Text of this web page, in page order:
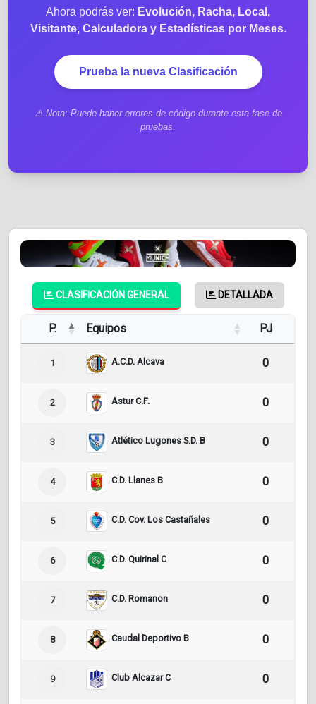
Ahora podrás ver: Evolución, Racha, Local,
Visitante, Calculadora y Estadísticas por Meses.
Prueba la nueva Clasificación
⚠️ Nota: Puede haber errores de código durante esta fase de
pruebas.
CLASIFICACIÓN GENERAL DETALLADA
P. Equipos PJ
1 A.C.D. Alcava 0
2 Astur C.F. 0
3 Atlético Lugones S.D. B 0
4 C.D. Llanes B 0
5 C.D. Cov. Los Castañales 0
6 C.D. Quirinal C 0
7 C.D. Romanon 0
8 Caudal Deportivo B 0
9 Club Alcazar C 0